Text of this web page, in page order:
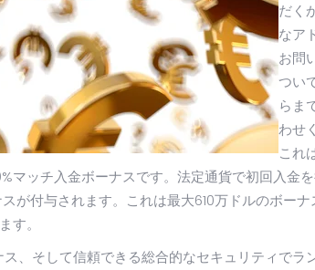
だく
なア
お問
つい
らま
わせ
これ
ッチ入金ボーナスです。法定通貨で初回入金を
が付与されます。これは最大610万ドルのボーナ
す。
、そして信頼できる総合的なセキュリティでラ